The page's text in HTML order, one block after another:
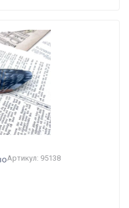
Артикул: 95138